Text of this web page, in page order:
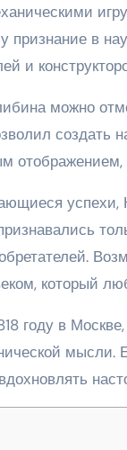
признание в
и
можно
создать
отображением,
успехи,
который
году в
мысли.